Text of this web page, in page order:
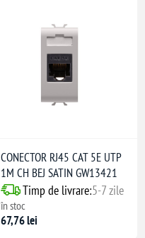
CONECTOR RJ45 CAT 5E UTP
1M CH BEJ SATIN GW13421
Timp de livrare:5-7 zile
în stoc
67,76 lei